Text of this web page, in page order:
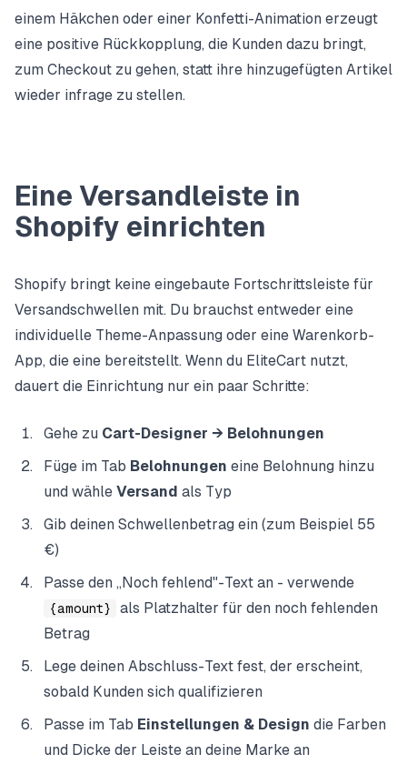
einem Häkchen oder einer Konfetti-Animation erzeugt
eine positive Rückkopplung, die Kunden dazu bringt,
zum Checkout zu gehen, statt ihre hinzugefügten Artikel
wieder infrage zu stellen.
Eine Versandleiste in
Shopify einrichten
Shopify bringt keine eingebaute Fortschrittsleiste für
Versandschwellen mit. Du brauchst entweder eine
individuelle Theme-Anpassung oder eine Warenkorb-
App, die eine bereitstellt. Wenn du EliteCart nutzt,
dauert die Einrichtung nur ein paar Schritte:
Gehe zu Cart-Designer → Belohnungen
Füge im Tab Belohnungen eine Belohnung hinzu
und wähle Versand als Typ
Gib deinen Schwellenbetrag ein (zum Beispiel 55
€)
Passe den „Noch fehlend"-Text an - verwende
{amount}
als Platzhalter für den noch fehlenden
Betrag
Lege deinen Abschluss-Text fest, der erscheint,
sobald Kunden sich qualifizieren
Passe im Tab Einstellungen & Design die Farben
und Dicke der Leiste an deine Marke an